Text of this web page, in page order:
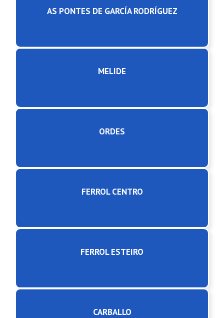
AS PONTES DE GARCÍA RODRÍGUEZ
MELIDE
ORDES
FERROL CENTRO
FERROL ESTEIRO
CARBALLO